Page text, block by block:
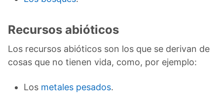
Recursos abióticos
Los recursos abióticos son los que se derivan de
cosas que no tienen vida, como, por ejemplo:
Los metales pesados.